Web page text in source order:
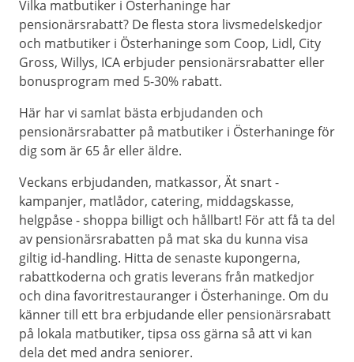
Vilka matbutiker i Österhaninge har
pensionärsrabatt? De flesta stora livsmedelskedjor
och matbutiker i Österhaninge som Coop, Lidl, City
Gross, Willys, ICA erbjuder pensionärsrabatter eller
bonusprogram med 5-30% rabatt.
Här har vi samlat bästa erbjudanden och
pensionärsrabatter på matbutiker i Österhaninge för
dig som är 65 år eller äldre.
Veckans erbjudanden, matkassor, Ät snart -
kampanjer, matlådor, catering, middagskasse,
helgpåse - shoppa billigt och hållbart! För att få ta del
av pensionärsrabatten på mat ska du kunna visa
giltig id-handling. Hitta de senaste kupongerna,
rabattkoderna och gratis leverans från matkedjor
och dina favoritrestauranger i Österhaninge. Om du
känner till ett bra erbjudande eller pensionärsrabatt
på lokala matbutiker, tipsa oss gärna så att vi kan
dela det med andra seniorer.